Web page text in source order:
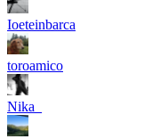
Ioeteinbarca
toroamico
Nika_